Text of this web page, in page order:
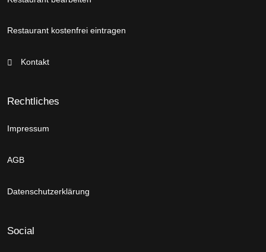
Restaurant kostenfrei eintragen
Kontakt
Rechtliches
Impressum
AGB
Datenschutzerklärung
Social